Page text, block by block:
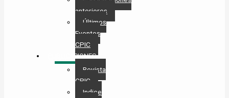
anteriores
Últimos
Eventos
CPIC
PUBLICACIONES
Revista
CPIC
Indice